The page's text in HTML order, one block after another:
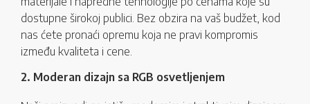
dostupne širokoj publici. Bez obzira na vaš budžet, kod
nas ćete pronaći opremu koja ne pravi kompromis
između kvaliteta i cene.
2. Moderan dizajn sa RGB osvetljenjem